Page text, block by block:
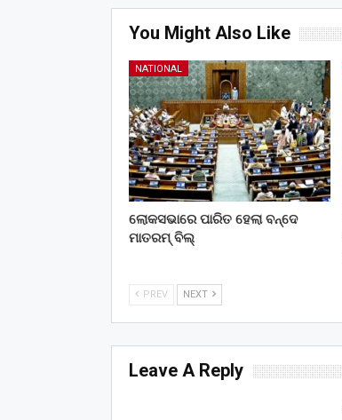
You Might Also Like
NATIONAL
ଲୋକସଭାରେ ପାରିତ ହେଲା ବନ୍ଦେ
ମାତରମ୍‌ ବିଲ୍‌
PREV NEXT
Leave A Reply